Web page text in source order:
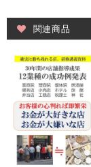
関連商品